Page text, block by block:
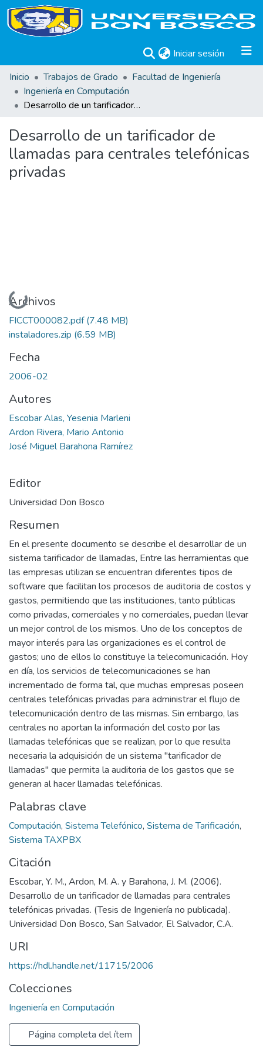
Iniciar sesión (current)
Inicio
Trabajos de Grado
Facultad de Ingeniería
Ingeniería en Computación
Desarrollo de un tarificador de llamadas para centrales telefónicas privadas
Desarrollo de un tarificador de
llamadas para centrales telefónicas
privadas
Cargando...
Archivos
FICCT000082.pdf(7.48 MB)
instaladores.zip (6.59 MB)
Fecha
2006-02
Autores
Escobar Alas, Yesenia Marleni
Ardon Rivera, Mario Antonio
José Miguel Barahona Ramírez
Editor
Universidad Don Bosco
Resumen
En el presente documento se describe el desarrollar de un
sistema tarificador de llamadas, Entre las herramientas que
las empresas utilizan se encuentran diferentes tipos de
software que facilitan los procesos de auditoria de costos y
gastos, permitiendo que las instituciones, tanto públicas
como privadas, comerciales y no comerciales, puedan llevar
un mejor control de los mismos. Uno de los conceptos de
mayor interés para las organizaciones es el control de
gastos; uno de ellos lo constituye la telecomunicación. Hoy
en día, los servicios de telecomunicaciones se han
incrementado de forma tal, que muchas empresas poseen
centrales telefónicas privadas para administrar el flujo de
telecomunicación dentro de las mismas. Sin embargo, las
centrales no aportan la información del costo por las
llamadas telefónicas que se realizan, por lo que resulta
necesaria la adquisición de un sistema "tarificador de
llamadas" que permita la auditoria de los gastos que se
generan al hacer llamadas telefónicas.
Palabras clave
Computación, Sistema Telefónico, Sistema de Tarificación,
Sistema TAXPBX
Citación
Escobar, Y. M., Ardon, M. A. y Barahona, J. M. (2006).
Desarrollo de un tarificador de llamadas para centrales
telefónicas privadas. (Tesis de Ingeniería no publicada).
Universidad Don Bosco, San Salvador, El Salvador, C.A.
URI
https://hdl.handle.net/11715/2006
Colecciones
Ingeniería en Computación
Página completa del ítem